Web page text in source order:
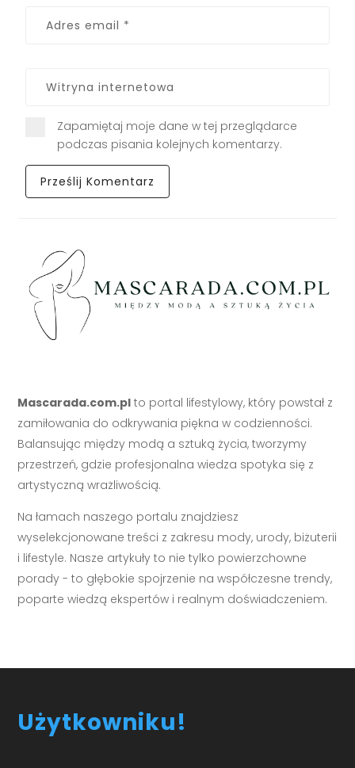
Zapamiętaj moje dane w tej przeglądarce
podczas pisania kolejnych komentarzy.
Mascarada.com.pl to portal lifestylowy, który powstał z
zamiłowania do odkrywania piękna w codzienności.
Balansując między modą a sztuką życia, tworzymy
przestrzeń, gdzie profesjonalna wiedza spotyka się z
artystyczną wrażliwością.
Na łamach naszego portalu znajdziesz
wyselekcjonowane treści z zakresu mody, urody, biżuterii
i lifestyle. Nasze artykuły to nie tylko powierzchowne
porady - to głębokie spojrzenie na współczesne trendy,
poparte wiedzą ekspertów i realnym doświadczeniem.
Użytkowniku!